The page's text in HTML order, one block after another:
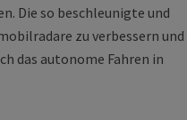
Die so beschleunigte und
zu verbessern und
das autonome Fahren in